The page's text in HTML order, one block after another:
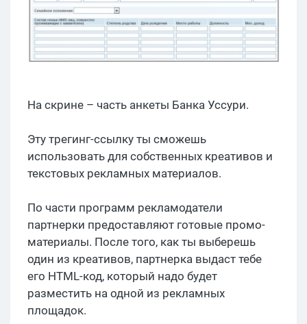
На скрине – часть анкеты Банка Уссури.
Эту трегинг-ссылку ты сможешь
использовать для собственных креативов и
текстовых рекламных материалов.
По части программ рекламодатели
партнерки предоставляют готовые промо-
материалы. После того, как ты выберешь
один из креативов, партнерка выдаст тебе
его HTML-код, который надо будет
разместить на одной из рекламных
площадок.